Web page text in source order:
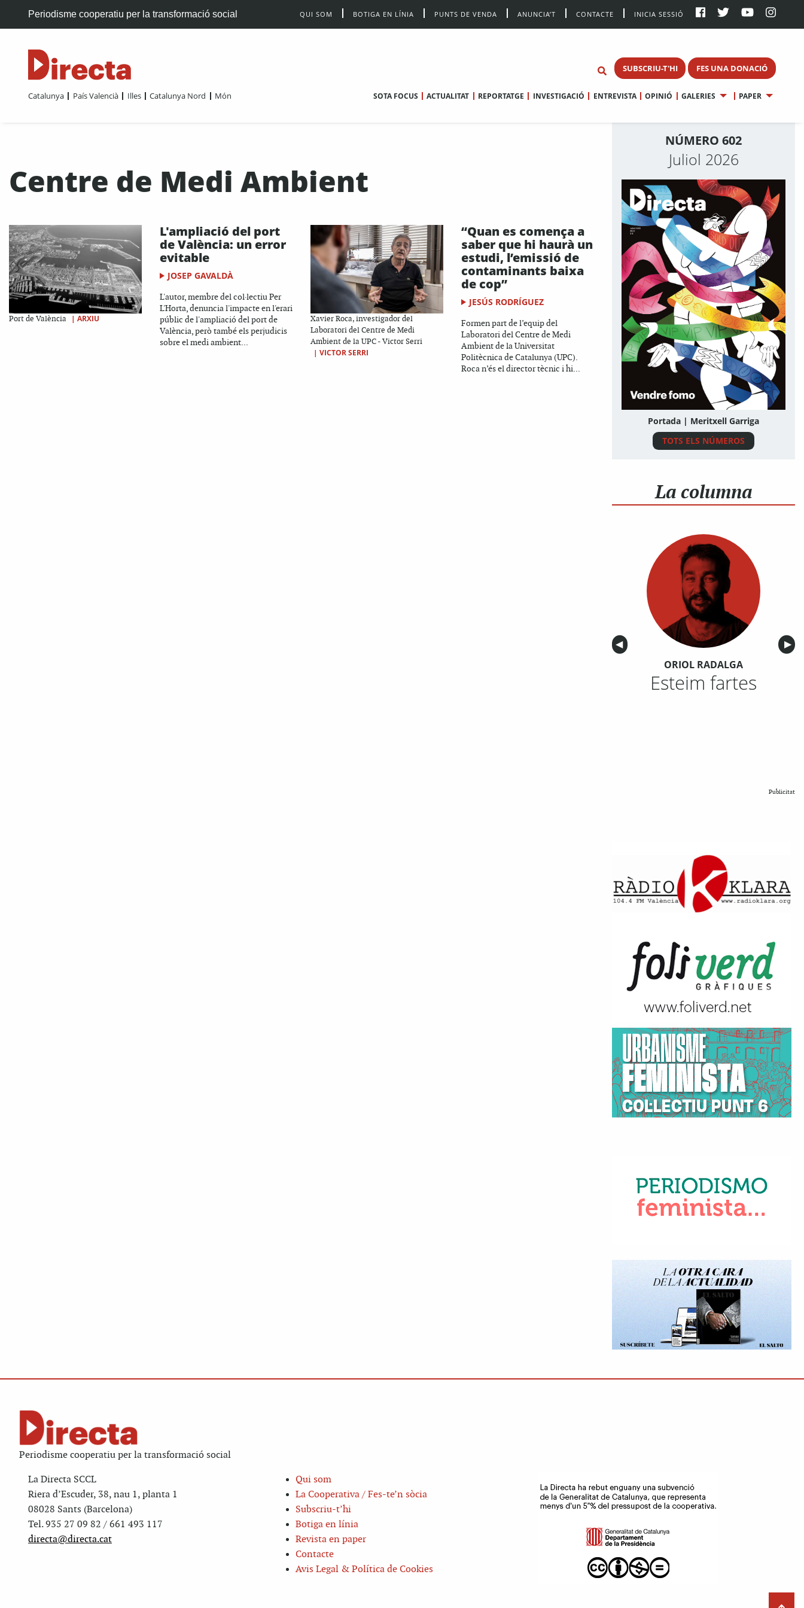
Periodisme cooperatiu per la transformació social QUI SOM BOTIGA EN LÍNIA PUNTS DE VENDA ANUNCIA’T CONTACTE INICIA SESSIÓ
SUBSCRIU-T'HI FES UNA DONACIÓ
Catalunya País Valencià Illes Catalunya Nord Món SOTA FOCUS ACTUALITAT REPORTATGE INVESTIGACIÓ ENTREVISTA OPINIÓ GALERIES PAPER
Centre de Medi Ambient
Port de València | ARXIU
L'ampliació del port
de València: un error
evitable
JOSEP GAVALDÀ
L'autor, membre del col·lectiu Per
L'Horta, denuncia l'impacte en l'erari
públic de l'ampliació del port de
València, però també els perjudicis
sobre el medi ambient...
Xavier Roca, investigador del
Laboratori del Centre de Medi
Ambient de la UPC - Victor Serri
| VICTOR SERRI
“Quan es comença a
saber que hi haurà un
estudi, l’emissió de
contaminants baixa
de cop”
JESÚS RODRÍGUEZ
Formen part de l’equip del
Laboratori del Centre de Medi
Ambient de la Universitat
Politècnica de Catalunya (UPC).
Roca n’és el director tècnic i hi...
NÚMERO 602
Juliol 2026
Portada | Meritxell Garriga
TOTS ELS NÚMEROS
La columna
Anterior
◀︎ ▶︎
ORIOL RADALGA
Esteim fartes
Publicitat
Periodisme cooperatiu per la transformació social
La Directa SCCL
Riera d’Escuder, 38, nau 1, planta 1
08028 Sants (Barcelona)
Tel. 935 27 09 82 / 661 493 117
directa@directa.cat
Qui som
La Cooperativa / Fes-te’n sòcia
Subscriu-t’hi
Botiga en línia
Revista en paper
Contacte
Avis Legal & Política de Cookies